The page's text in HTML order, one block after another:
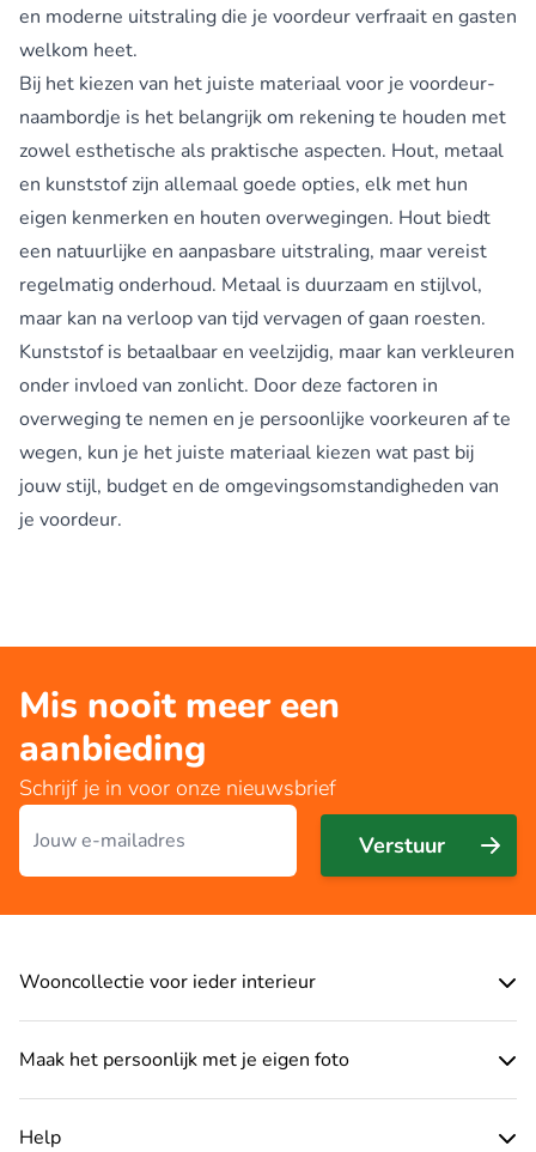
en moderne uitstraling die je voordeur verfraait en gasten
welkom heet.
Bij het kiezen van het juiste materiaal voor je voordeur-
naambordje is het belangrijk om rekening te houden met
zowel esthetische als praktische aspecten. Hout, metaal
en kunststof zijn allemaal goede opties, elk met hun
eigen kenmerken en houten overwegingen. Hout biedt
een natuurlijke en aanpasbare uitstraling, maar vereist
regelmatig onderhoud. Metaal is duurzaam en stijlvol,
maar kan na verloop van tijd vervagen of gaan roesten.
Kunststof is betaalbaar en veelzijdig, maar kan verkleuren
onder invloed van zonlicht. Door deze factoren in
overweging te nemen en je persoonlijke voorkeuren af te
wegen, kun je het juiste materiaal kiezen wat past bij
jouw stijl, budget en de omgevingsomstandigheden van
je voordeur.
Mis nooit meer een
aanbieding
Schrijf je in voor onze nieuwsbrief
E-mailadres
Verstuur
Wooncollectie voor ieder interieur
Maak het persoonlijk met je eigen foto
Help